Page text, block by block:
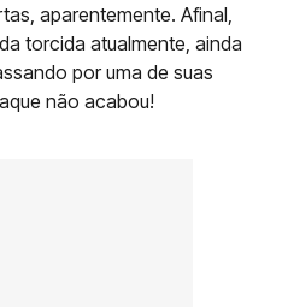
aparentemente. Afinal,
torcida atualmente, ainda
por uma de suas
não acabou!